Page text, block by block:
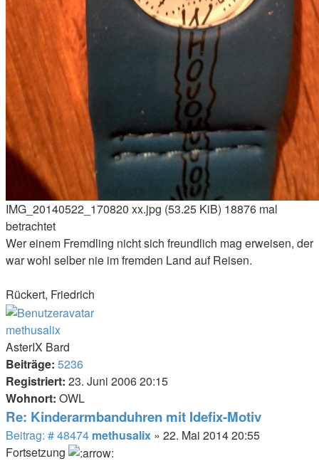
IMG_20140522_170820 xx.jpg (53.25 KiB) 18876 mal
betrachtet
Wer einem Fremdling nicht sich freundlich mag erweisen, der
war wohl selber nie im fremden Land auf Reisen.
Rückert, Friedrich
Nach
oben
methusalix
AsterIX Bard
Beiträge: 5236
Registriert: 23. Juni 2006 20:15
Wohnort: OWL
Re: Kinderarmbanduhren mit Idefix-Motiv
Beitrag: # 48474Beitrag
methusalix » 22. Mai 2014 20:55
Fortsetzung